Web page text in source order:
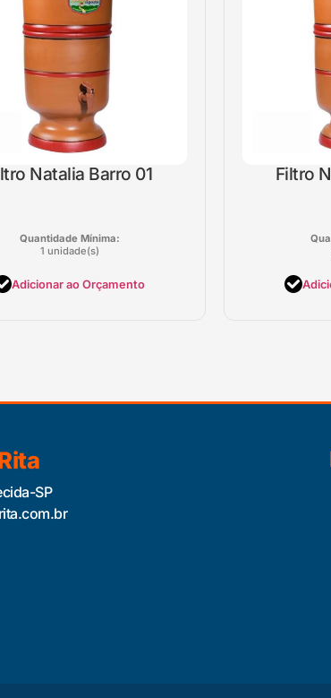
Natalia Barro 01
Quantidade Mínima:
1 unidade(s)
Adicionar ao Orçamento
Filtro
SP